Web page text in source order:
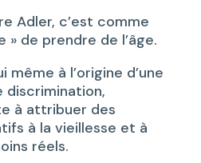
Adler, c’est comme
» de prendre de l’âge.
même à l’origine d’une
discrimination,
à attribuer des
à la vieillesse et à
réels.